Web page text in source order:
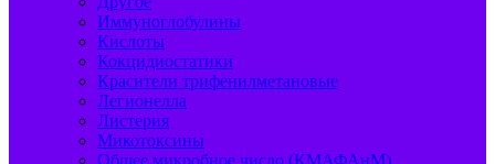
Иммуноглобулины
Кислоты
Кокцидиостатики
Красители трифенилметановые
Легионелла
Листерия
Микотоксины
Общее микробное число (КМАФАнМ)